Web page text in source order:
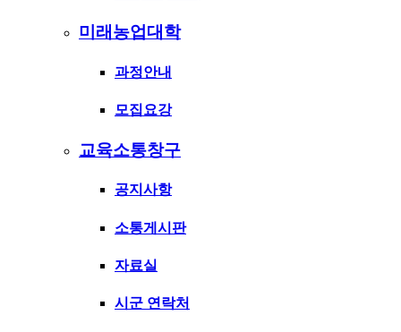
미래농업대학
과정안내
모집요강
교육소통창구
공지사항
소통게시판
자료실
시군 연락처